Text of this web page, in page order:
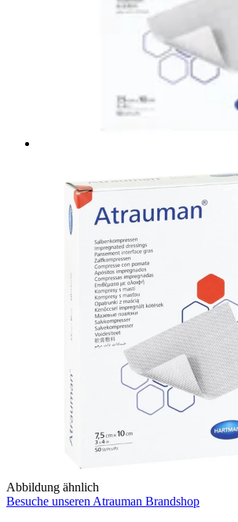
Abbildung ähnlich
Besuche unseren Atrauman Brandshop